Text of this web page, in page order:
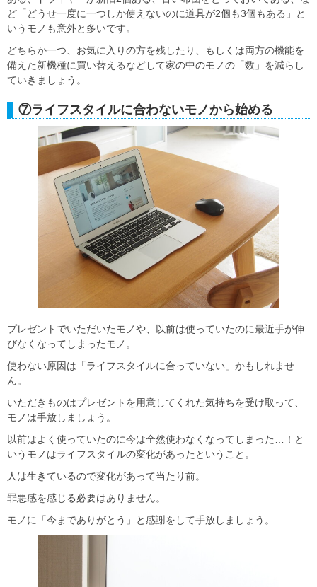
ど「どうせ一度に一つしか使えないのに道具が2個も3個もある」と
いうモノも意外と多いです。
どちらか一つ、お気に入りの方を残したり、もしくは両方の機能を
備えた新機種に買い替えるなどして家の中のモノの「数」を減らし
ていきましょう。
⑦ライフスタイルに合わないモノから始める
プレゼントでいただいたモノや、以前は使っていたのに最近手が伸
びなくなってしまったモノ。
使わない原因は「ライフスタイルに合っていない」かもしれませ
ん。
いただきものはプレゼントを用意してくれた気持ちを受け取って、
モノは手放しましょう。
以前はよく使っていたのに今は全然使わなくなってしまった…！と
いうモノはライフスタイルの変化があったということ。
人は生きているので変化があって当たり前。
罪悪感を感じる必要はありません。
モノに「今までありがとう」と感謝をして手放しましょう。